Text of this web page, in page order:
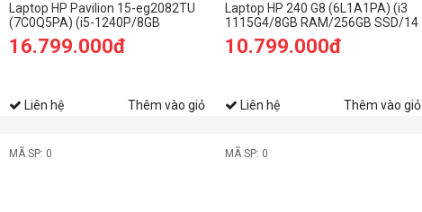
Laptop HP Pavilion 15-eg2082TU
(7C0Q5PA) (i5-1240P/8GB
RAM/512GB SSD/15.6
FHD/Win11/Vàng)
16.799.000đ
Liên hệ Thêm vào giỏ
Laptop HP 240 G8 (6L1A1PA) (i3
1115G4/8GB RAM/256GB SSD/14
FHD/Win11/Bạc)
10.799.000đ
Liên hệ Thêm vào giỏ
MÃ SP: 0 MÃ SP: 0